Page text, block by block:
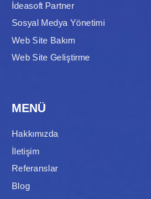
İdeasoft Partner
Sosyal Medya Yönetimi
Web Site Bakım
Web Site Geliştirme
MENÜ
Hakkımızda
İletişim
Referanslar
Blog